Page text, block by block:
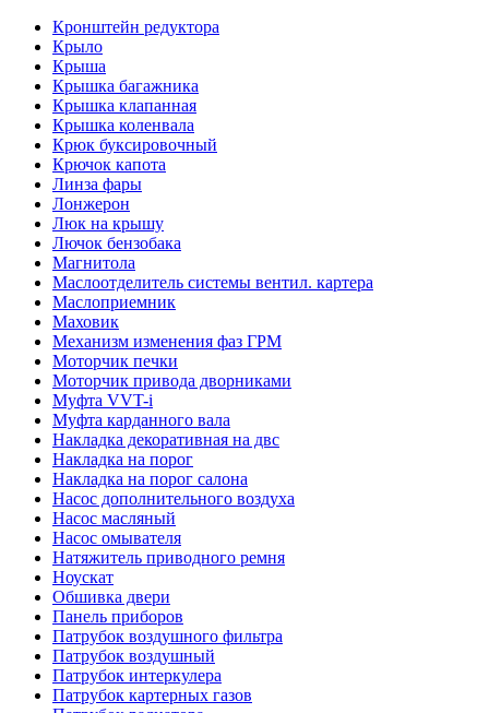
Кронштейн редуктора
Крыло
Крыша
Крышка багажника
Крышка клапанная
Крышка коленвала
Крюк буксировочный
Крючок капота
Линза фары
Лонжерон
Люк на крышу
Лючок бензобака
Магнитола
Маслоотделитель системы вентил. картера
Маслоприемник
Маховик
Механизм изменения фаз ГРМ
Моторчик печки
Моторчик привода дворниками
Муфта VVT-i
Муфта карданного вала
Накладка декоративная на двс
Накладка на порог
Накладка на порог салона
Насос дополнительного воздуха
Насос масляный
Насос омывателя
Натяжитель приводного ремня
Ноускат
Обшивка двери
Панель приборов
Патрубок воздушного фильтра
Патрубок воздушный
Патрубок интеркулера
Патрубок картерных газов